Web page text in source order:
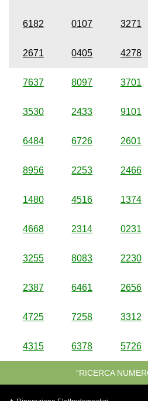
6182 0107 3271
2671 0405 4278
7637 8097 3701
3530 2433 9101
6484 6726 2601
8956 2253 2466
1480 4516 1374
4668 2314 0231
3255 8083 2230
2387 6461 2656
4725 7258 3312
4315 6378 5726
“RICERCA